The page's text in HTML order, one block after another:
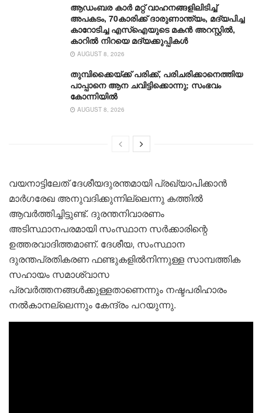
ആഡംബര കാര്‍ മറ്റ് വാഹനങ്ങളിലിടിച്ച്
അപകടം, 70കാരിക്ക് ദാരുണാന്ത്യം, മദ്യപിച്ച
കാറോടിച്ച എസ്ഐയുടെ മകന്‍ അറസ്റ്റില്‍,
കാറില്‍ നിറയെ മദ്യക്കുപ്പികള്‍
AUGUST 8, 2026
തുമ്പിക്കൈയ്ക്ക് പരിക്ക്, പരിചരിക്കാനെത്തിയ
പാപ്പാനെ ആന ചവിട്ടിക്കൊന്നു; സംഭവം
കോന്നിയിൽ
AUGUST 8, 2026
വയനാട്ടിലേത് ദേശീയദുരന്തമായി പ്രഖ്യാപിക്കാൻ
മാർഗരേഖ അനുവദിക്കുന്നില്ലെന്നു കത്തിൽ
ആവർത്തിച്ചിട്ടുണ്ട്. ദുരന്തനിവാരണം
അടിസ്ഥാനപരമായി സംസ്ഥാന സർക്കാരിന്റെ
ഉത്തരവാദിത്തമാണ്. ദേശീയ, സംസ്ഥാന
ദുരന്തപ്രതികരണ ഫണ്ടുകളിൽനിന്നുള്ള സാമ്പത്തിക
സഹായം സമാശ്വാസ
പ്രവർത്തനങ്ങൾക്കുള്ളതാണെന്നും നഷ്ടപരിഹാരം
നൽകാനല്ലെന്നും കേന്ദ്രം പറയുന്നു.